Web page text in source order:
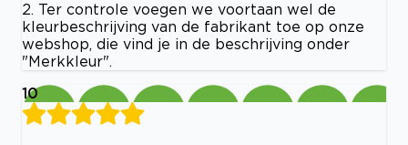
2. Ter controle voegen we voortaan wel de
kleurbeschrijving van de fabrikant toe op onze
webshop, die vind je in de beschrijving onder
"Merkkleur".
10